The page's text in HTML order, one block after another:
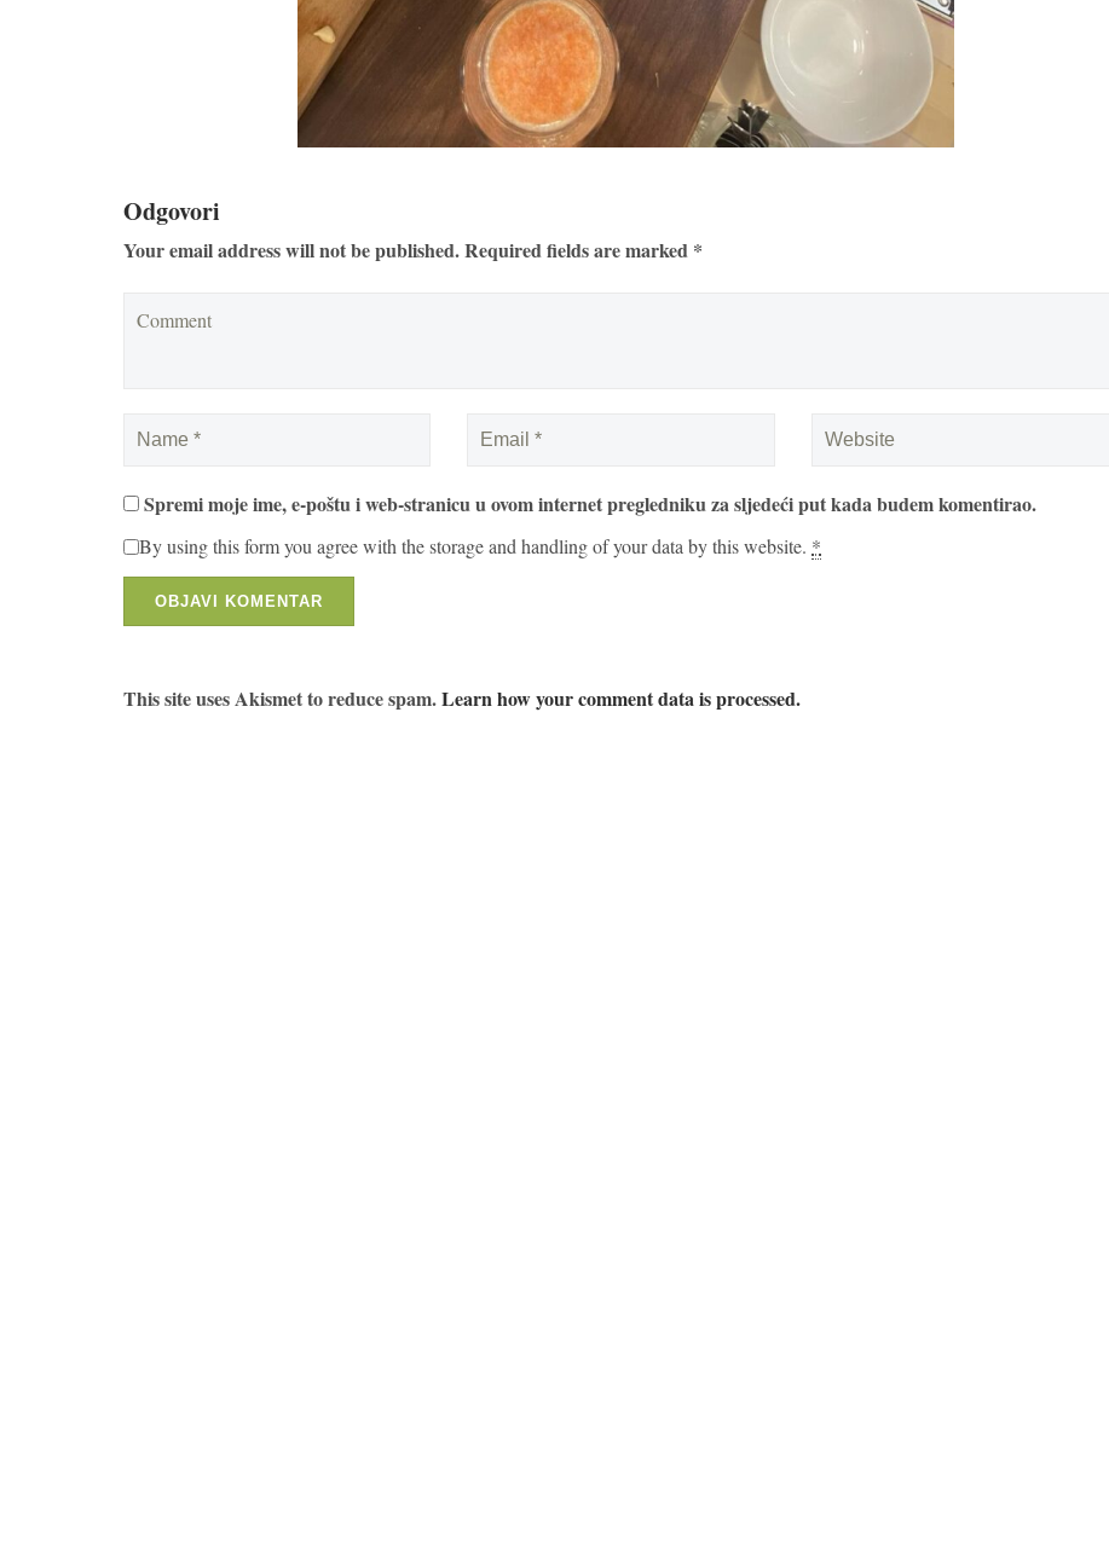
Odgovori
Your email address will not be published. Required fields are marked *
Spremi moje ime, e-poštu i web-stranicu u ovom internet pregledniku za sljedeći put kada budem komentirao.
By using this form you agree with the storage and handling of your data by this website. *
This site uses Akismet to reduce spam.Learn how your comment data is processed.